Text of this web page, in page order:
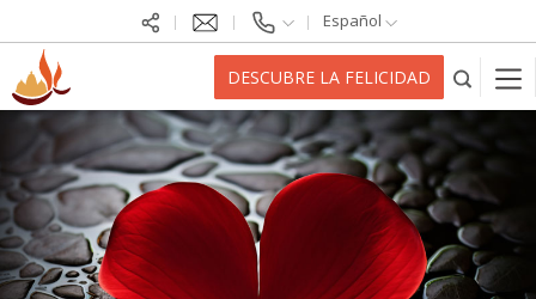
Español
DESCUBRE LA FELICIDAD